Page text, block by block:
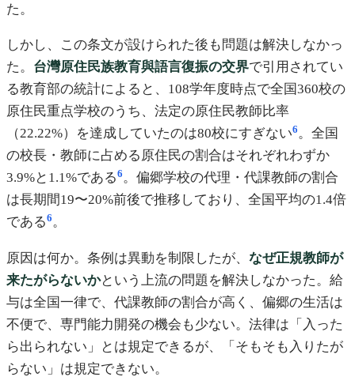
た。
しかし、この条文が設けられた後も問題は解決しなかっ
た。 台灣原住民族教育與語言復振の交界で引用されてい
る教育部の統計によると、108学年度時点で全国360校の
原住民重点学校のうち、法定の原住民教師比率
（22.22%）を達成していたのは80校にすぎない6。全国
の校長・教師に占める原住民の割合はそれぞれわずか
3.9%と1.1%である6。偏郷学校の代理・代課教師の割合
は長期間19〜20%前後で推移しており、全国平均の1.4倍
である6。
原因は何か。条例は異動を制限したが、 なぜ正規教師が
来たがらないかという上流の問題を解決しなかった。給
与は全国一律で、代課教師の割合が高く、偏郷の生活は
不便で、専門能力開発の機会も少ない。法律は「入った
ら出られない」とは規定できるが、「そもそも入りたが
らない」は規定できない。